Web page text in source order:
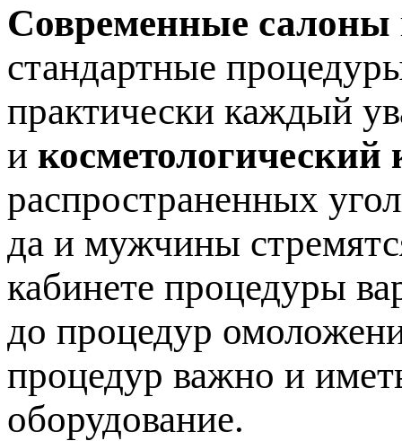
Современные салоны
стандартные
практически каждый
и косметологический
распространенных
да и мужчины
кабинете процедуры
до процедур
процедур важно и
оборудование.